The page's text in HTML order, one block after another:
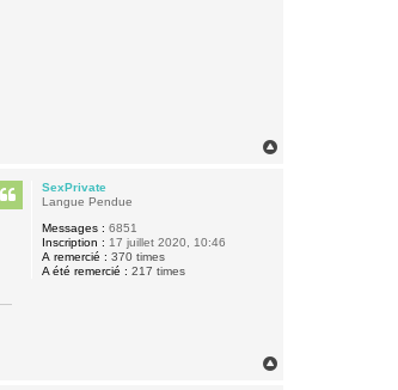
SexPrivate
Langue Pendue
Messages : 6851
Inscription : 17 juillet 2020, 10:46
A remercié : 370 times
A été remercié : 217 times